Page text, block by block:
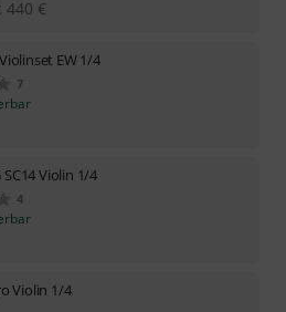
440 €
EW 1/4
7
SC14 Violin 1/4
4
Violin 1/4